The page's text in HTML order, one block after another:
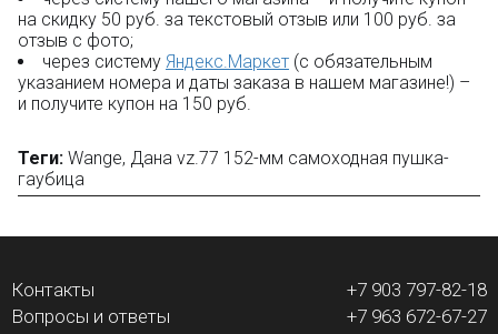
на скидку 50 руб. за текстовый отзыв или 100 руб. за
отзыв с фото;
через систему Яндекс.Маркет (с обязательным
указанием номера и даты заказа в нашем магазине!) –
и получите купон на 150 руб.
Теги: Wange, Дана vz.77 152-мм самоходная пушка-
гаубица
Контакты
Вопросы и ответы
+7 903 797-82-18
+7 963 672-67-27